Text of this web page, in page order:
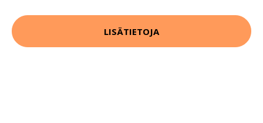
LISÄTIETOJA